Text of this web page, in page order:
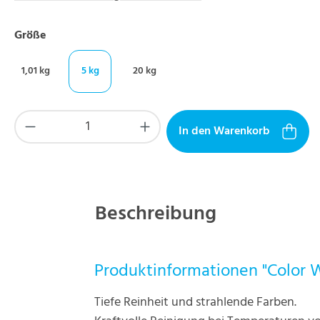
Größe
1,01 kg 5 kg 20 kg
Produkt Anzahl: Gib den gewünschten
In den Warenkorb
Beschreibung
Produktinformationen "Color
Tiefe Reinheit und strahlende Farben.